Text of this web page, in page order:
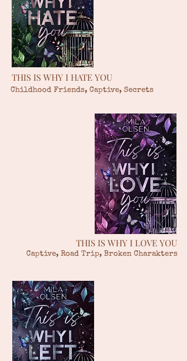
THIS IS WHY I HATE YOU
Childhood Friends, Captive, Secrets
THIS IS WHY I LOVE YOU
Captive, Road Trip, Broken Charakters